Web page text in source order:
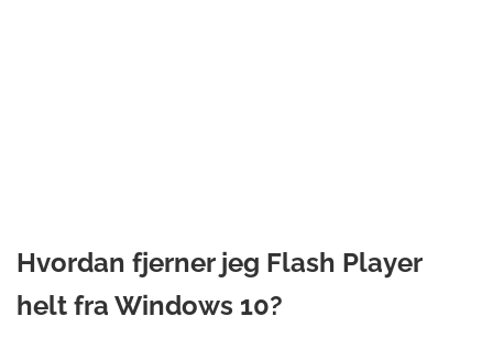
Hvordan fjerner jeg Flash Player
helt fra Windows 10?